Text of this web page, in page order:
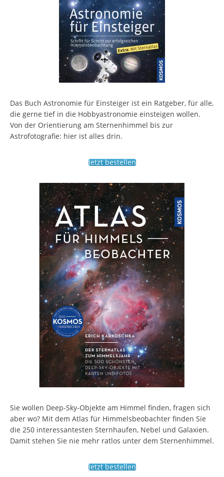
Das Buch Astronomie für Einsteiger ist ein Ratgeber, für alle,
die gerne tief in die Hobbyastronomie einsteigen wollen.
Von der Orientierung am Sternenhimmel bis zur
Astrofotografie: hier ist alles drin.
Jetzt bestellen
Sie wollen Deep-Sky-Objekte am Himmel finden, fragen sich
aber wo? Mit dem Atlas für Himmelsbeobachter finden Sie
die 250 interessantesten Sternhaufen, Nebel und Galaxien.
Damit stehen Sie nie mehr ratlos unter dem Sternenhimmel.
Jetzt bestellen